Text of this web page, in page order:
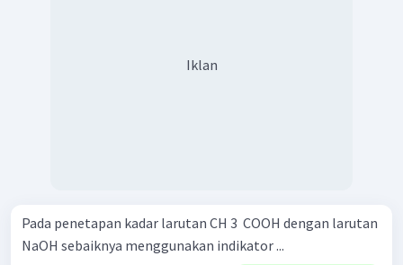
Iklan
Pada penetapan kadar larutan CH 3 ​ COOH dengan larutan
NaOH sebaiknya menggunakan indikator ...